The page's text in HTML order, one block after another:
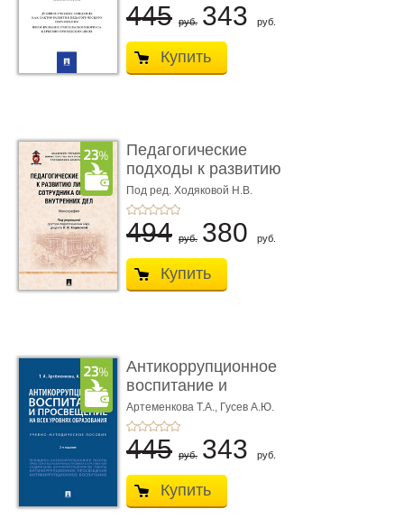
445 руб. 343 руб.
Купить
Педагогические
подходы к развитию
личности со ...
Под ред. Ходяковой Н.В.
494 руб. 380 руб.
Купить
Антикоррупционное
воспитание и
просвещение н� ...
Артеменкова Т.А., Гусев А.Ю.
445 руб. 343 руб.
Купить